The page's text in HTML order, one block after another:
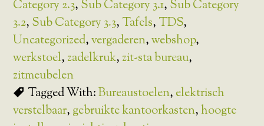
Category 2.3, Sub Category 3.1, Sub Category
3.2, Sub Category 3.3, Tafels, TDS,
Uncategorized,vergaderen,webshop,
werkstoel, zadelkruk, zit-sta bureau,
zitmeubelen
Tagged With:Bureaustoelen, elektrisch
verstelbaar, gebruikte kantoorkasten,hoogte